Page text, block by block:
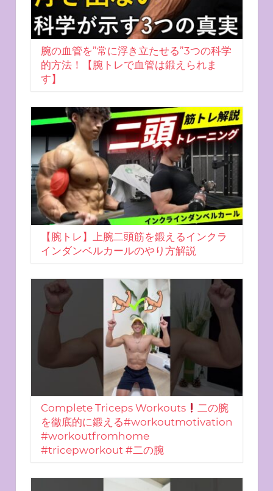
腕の血管を”常に浮き立たせる”3つの科学
的方法！【腕トレで血管は鍛えられま
す】
【腕トレ】上腕二頭筋を鍛えるインクラ
インダンベルカールのやり方解説
Complete Triceps Workouts
二の腕
を徹底的に鍛える#workoutmotivation
#workoutfromhome
#tricepworkout #二の腕